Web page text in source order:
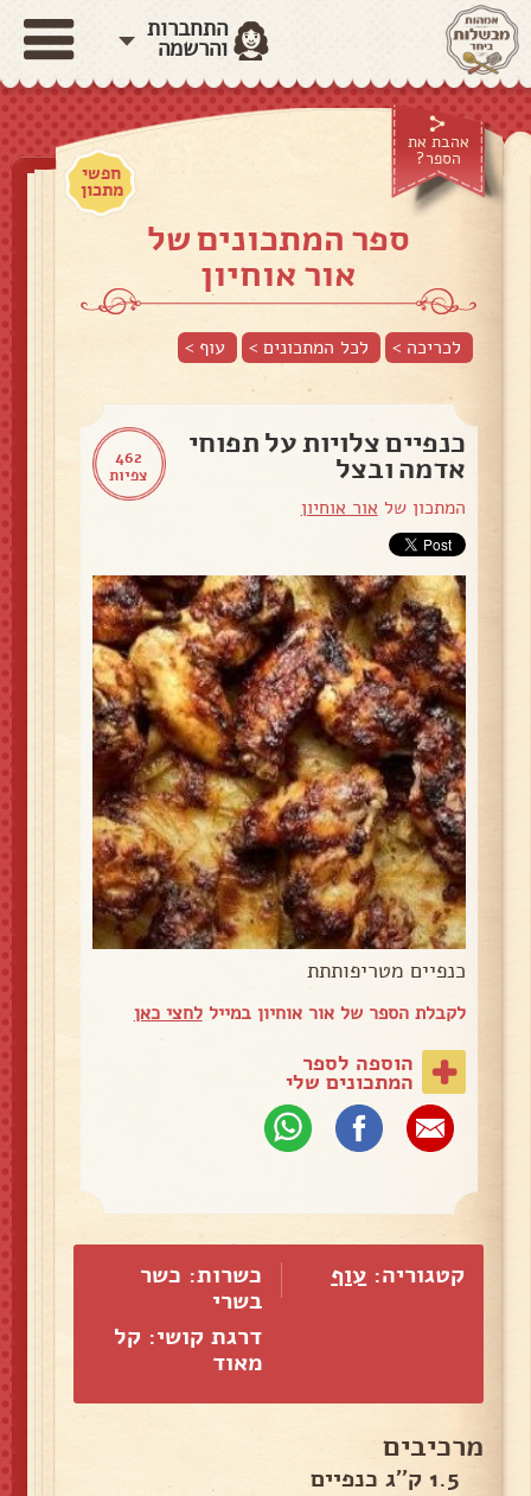
התחברות
והרשמה
אהבת את
הספר?
חפשי
מתכון
ספר המתכונים של
אור אוחיון
לכריכה > לכל המתכונים > עוף >
462
צפיות
כנפיים צלויות על תפוחי
אדמה ובצל
המתכון של אור אוחיון
כנפיים מטריפותתת
לקבלת הספר של אור אוחיון במייללחצי כאן
הוספה לספר
המתכונים שלי
קטגוריה: עוף
כשרות: כשר
בשרי
דרגת קושי: קל
מאוד
מרכיבים
1.5 ק''ג כנפיים